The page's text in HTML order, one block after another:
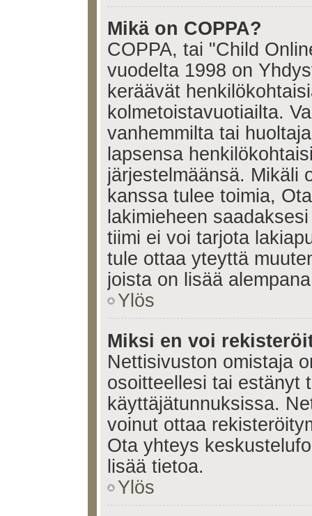
Mikä on COPPA?
COPPA, tai "Child
vuodelta 1998 on
keräävät
kolmetoistavuotiailta.
vanhemmilta tai
lapsensa
järjestelmäänsä. Mikäli
kanssa tulee toimia,
lakimieheen
tiimi ei voi tarjota
tule ottaa yteyttä
joista on lisää
Ylös
Miksi en voi
Nettisivuston omistaja
osoitteellesi tai estänyt
käyttäjätunnuksissa.
voinut ottaa
Ota yhteys
lisää tietoa.
Ylös